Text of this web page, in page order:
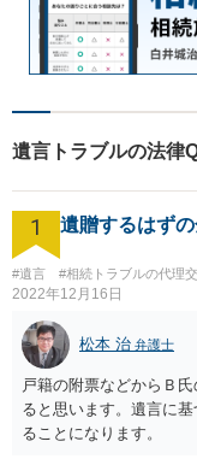
遺言トラブルの法律
1 遺贈するはず
#遺言 #相続トラブルの代理
2022年12月16日
松本 治 弁護士
戸籍の附票などからＢ
ると思います。遺言に
ることになります。